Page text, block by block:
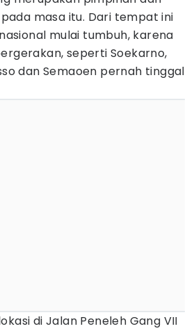
masa itu. Dari tempat ini
mulai tumbuh, karena
seperti Soekarno,
dan Semaoen pernah tinggal
di Jalan Peneleh Gang VII